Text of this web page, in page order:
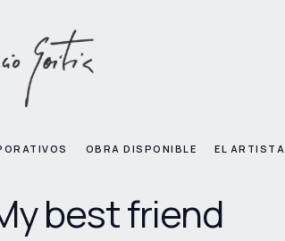
OBRA DISPONIBLE EL ARTISTA
best friend